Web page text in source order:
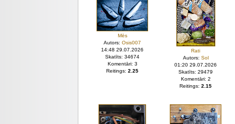
Mēs
Autors: Osis007
14:48 29.07.2026
Skatīts: 34674
Komentāri: 3
Reitings: 2.25
Rati
Autors: Sol
01:20 29.07.2026
Skatīts: 29479
Komentāri: 2
Reitings: 2.15